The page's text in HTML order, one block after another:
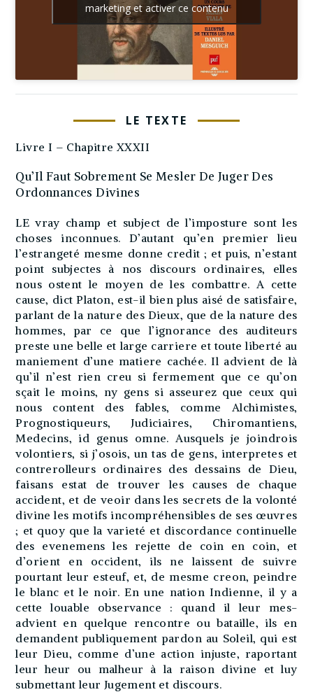
marketing et activer ce contenu
LE TEXTE
Livre I – Chapitre XXXII
Qu’Il Faut Sobrement Se Mesler De Juger Des
Ordonnances Divines
LE vray champ et subject de l’imposture sont les
choses inconnues. D’autant qu’en premier lieu
l’estrangeté mesme donne credit ; et puis, n’estant
point subjectes à nos discours ordinaires, elles
nous ostent le moyen de les combattre. A cette
cause, dict Platon, est-il bien plus aisé de satisfaire,
parlant de la nature des Dieux, que de la nature des
hommes, par ce que l’ignorance des auditeurs
preste une belle et large carriere et toute liberté au
maniement d’une matiere cachée. Il advient de là
qu’il n’est rien creu si fermement que ce qu’on
sçait le moins, ny gens si asseurez que ceux qui
nous content des fables, comme Alchimistes,
Prognostiqueurs, Judiciaires, Chiromantiens,
Medecins, id genus omne. Ausquels je joindrois
volontiers, si j’osois, un tas de gens, interpretes et
contrerolleurs ordinaires des dessains de Dieu,
faisans estat de trouver les causes de chaque
accident, et de veoir dans les secrets de la volonté
divine les motifs incompréhensibles de ses œuvres
; et quoy que la varieté et discordance continuelle
des evenemens les rejette de coin en coin, et
d’orient en occident, ils ne laissent de suivre
pourtant leur esteuf, et, de mesme creon, peindre
le blanc et le noir. En une nation Indienne, il y a
cette louable observance : quand il leur mes-
advient en quelque rencontre ou bataille, ils en
demandent publiquement pardon au Soleil, qui est
leur Dieu, comme d’une action injuste, raportant
leur heur ou malheur à la raison divine et luy
submettant leur Jugement et discours.